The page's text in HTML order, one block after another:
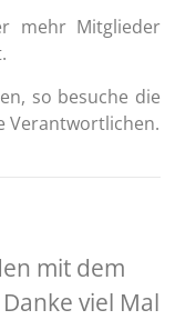
mehr Mitglieder
so besuche die
Verantwortlichen.
mit dem
viel Mal